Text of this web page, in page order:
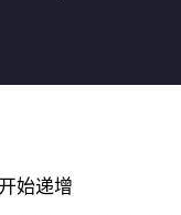
始递增